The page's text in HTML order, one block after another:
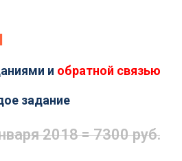
и обратной связью
задание
2018 = 7300 руб.